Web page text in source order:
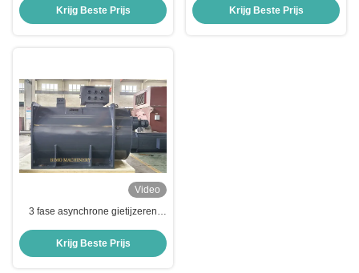
asynchrone motor
Krijg Beste Prijs
Krijg Beste Prijs
Video
3 fase asynchrone gietijzeren
3000 tpm 50hz IP55 Klasse F
IC511 S1 IMB3 Elektromotor
Krijg Beste Prijs